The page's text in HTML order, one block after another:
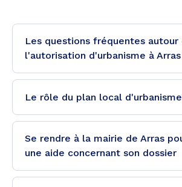
Les questions fréquentes autour
l'autorisation d'urbanisme à Arras
Le rôle du plan local d'urbanisme
Se rendre à la mairie de Arras
une aide concernant son dossier